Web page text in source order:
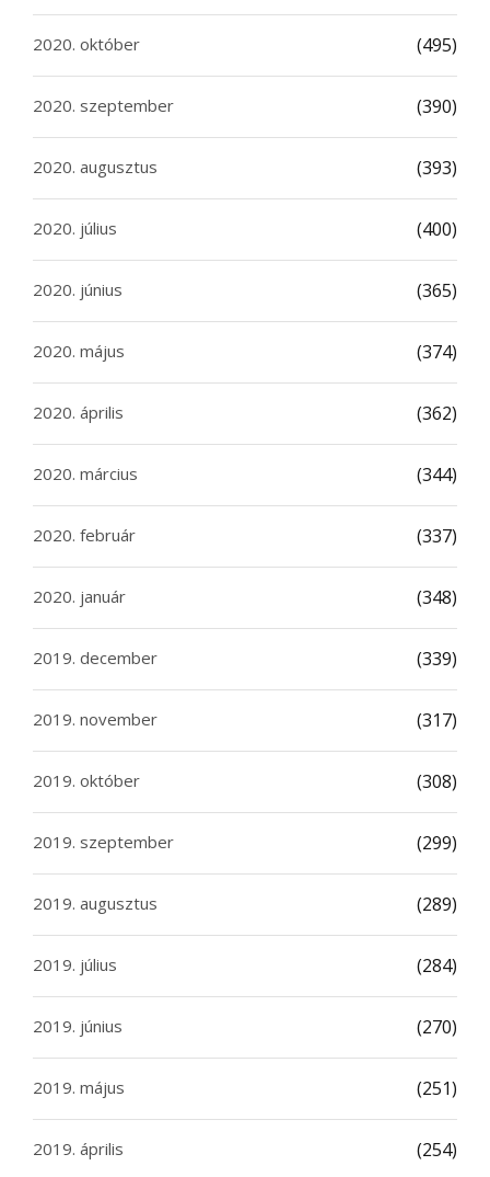
2020. október (495)
2020. szeptember (390)
2020. augusztus (393)
2020. július (400)
2020. június (365)
2020. május (374)
2020. április (362)
2020. március (344)
2020. február (337)
2020. január (348)
2019. december (339)
2019. november (317)
2019. október (308)
2019. szeptember (299)
2019. augusztus (289)
2019. július (284)
2019. június (270)
2019. május (251)
2019. április (254)